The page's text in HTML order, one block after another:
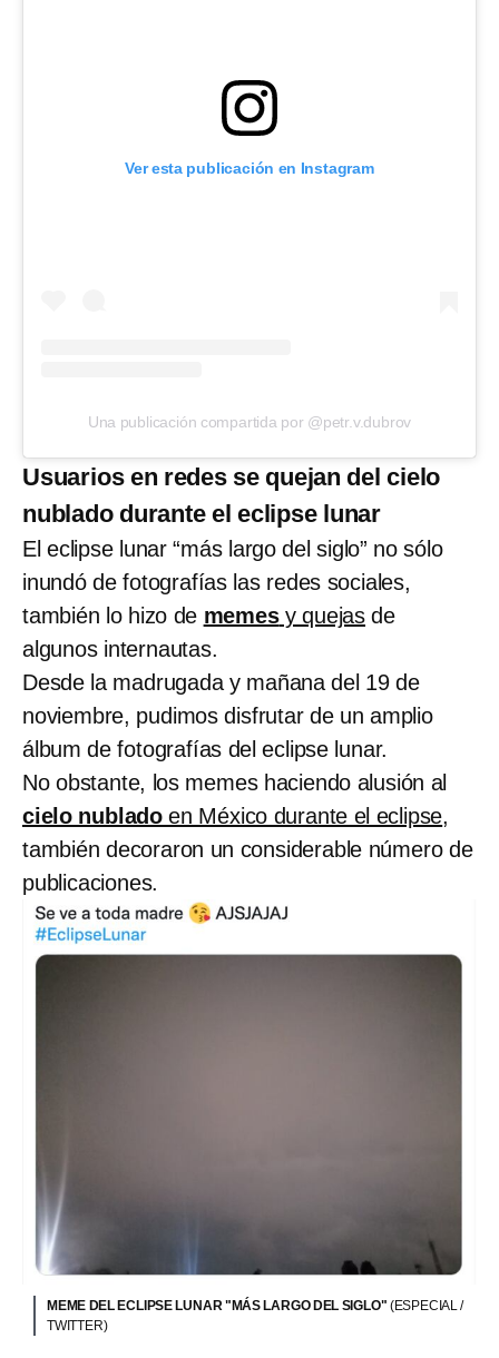
Ver esta publicación en Instagram
Una publicación compartida por @petr.v.dubrov
Usuarios en redes se quejan del cielo
nublado durante el eclipse lunar
El eclipse lunar “más largo del siglo” no sólo
inundó de fotografías las redes sociales,
también lo hizo de memesy quejas de
algunos internautas.
Desde la madrugada y mañana del 19 de
noviembre, pudimos disfrutar de un amplio
álbum de fotografías del eclipse lunar.
No obstante, los memes haciendo alusión al
cielo nublado en México durante el eclipse,
también decoraron un considerable número de
publicaciones.
MEME DEL ECLIPSE LUNAR "MÁS LARGO DEL SIGLO" (ESPECIAL /
TWITTER)